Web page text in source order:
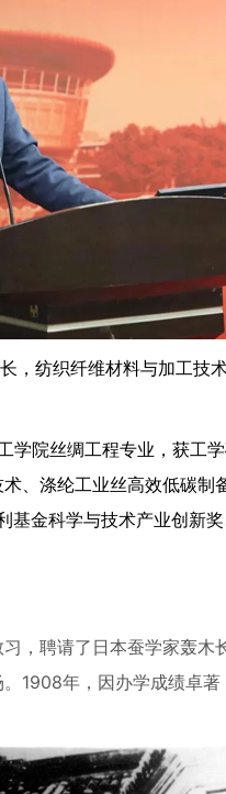
，纺织纤维材料与加工技
院丝绸工程专业，获工
、涤纶工业丝高效低碳
金科学与技术产业创新
，聘请了日本蚕学家轰
1908年，因办学成绩卓